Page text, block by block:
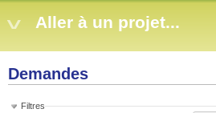
Aller à un projet...
Demandes
Filtres